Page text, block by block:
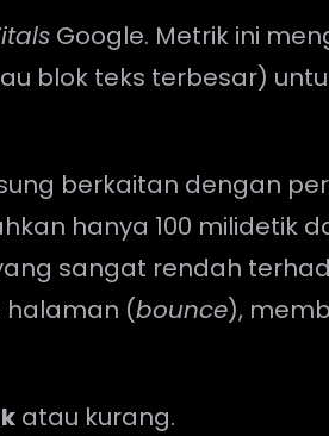
Google. Metrik ini
blok teks terbesar)
berkaitan dengan
hanya 100 milidetik
sangat rendah
halaman (bounce),
atau kurang.